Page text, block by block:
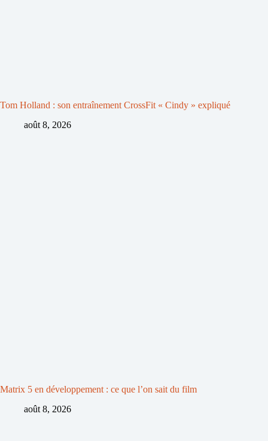
Tom Holland : son entraînement CrossFit « Cindy » expliqué
août 8, 2026
Matrix 5 en développement : ce que l’on sait du film
août 8, 2026